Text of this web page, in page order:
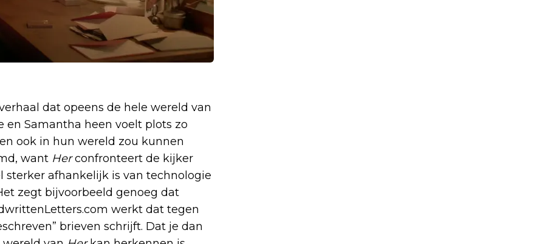
dat opeens de hele wereld van
Samantha heen voelt plots zo
ook in hun wereld zou kunnen
want Herconfronteert de kijker
afhankelijk is van technologie
zegt bijvoorbeeld genoeg dat
werkt dat tegen
brieven schrijft. Dat je dan